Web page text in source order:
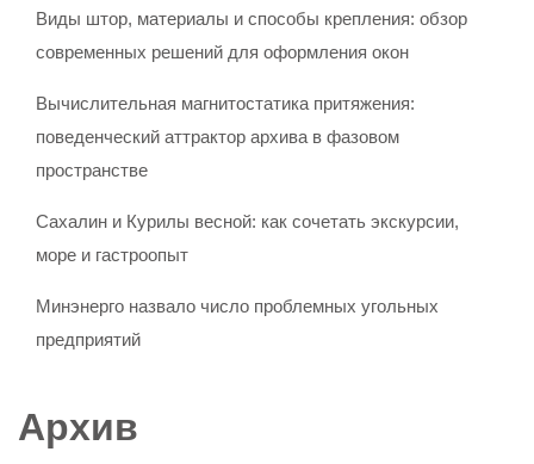
Виды штор, материалы и способы крепления: обзор
современных решений для оформления окон
Вычислительная магнитостатика притяжения:
поведенческий аттрактор архива в фазовом
пространстве
Сахалин и Курилы весной: как сочетать экскурсии,
море и гастроопыт
Минэнерго назвало число проблемных угольных
предприятий
Архив